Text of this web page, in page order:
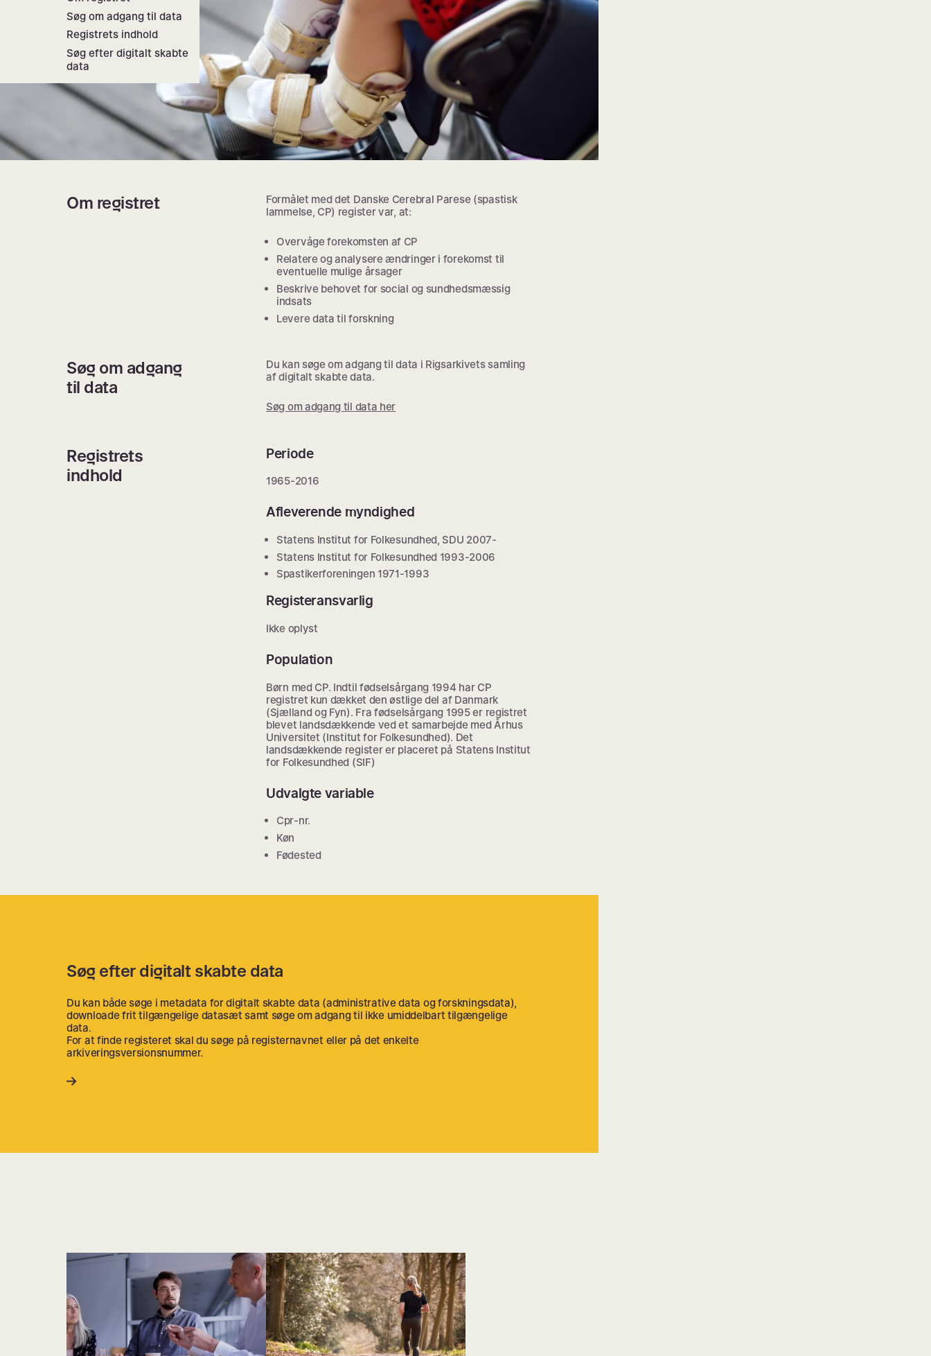
Søg om adgang til data
Registrets indhold
Søg efter digitalt skabte
data
Om registret
Formålet med det Danske Cerebral Parese (spastisk
lammelse, CP) register var, at:
Overvåge forekomsten af CP
Relatere og analysere ændringer i forekomst til
eventuelle mulige årsager
Beskrive behovet for social og sundhedsmæssig
indsats
Levere data til forskning
Søg om adgang
til data
Du kan søge om adgang til data i Rigsarkivets samling
af digitalt skabte data.
Søg om adgang til data her
Registrets
indhold
Periode
1965-2016
Afleverende myndighed
Statens Institut for Folkesundhed, SDU 2007-
Statens Institut for Folkesundhed 1993-2006
Spastikerforeningen 1971-1993
Registeransvarlig
Ikke oplyst
Population
Børn med CP. Indtil fødselsårgang 1994 har CP
registret kun dækket den østlige del af Danmark
(Sjælland og Fyn). Fra fødselsårgang 1995 er registret
blevet landsdækkende ved et samarbejde med Århus
Universitet (Institut for Folkesundhed). Det
landsdækkende register er placeret på Statens Institut
for Folkesundhed (SIF)
Udvalgte variable
Cpr-nr.
Køn
Fødested
Søg efter digitalt skabte data
Du kan både søge i metadata for digitalt skabte data (administrative data og forskningsdata),
downloade frit tilgængelige datasæt samt søge om adgang til ikke umiddelbart tilgængelige
data.
For at finde registeret skal du søge på registernavnet eller på det enkelte
arkiveringsversionsnummer.